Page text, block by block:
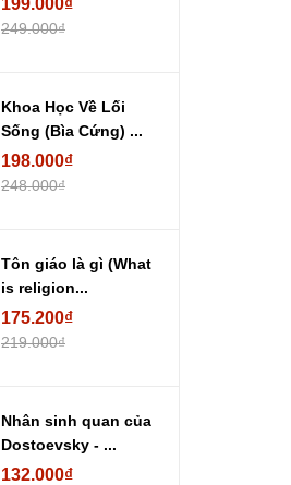
249.000₫
Khoa Học Về Lối
Sống (Bìa Cứng) ...
198.000₫
248.000₫
Tôn giáo là gì (What
is religion...
175.200₫
219.000₫
Nhân sinh quan của
Dostoevsky - ...
132.000₫